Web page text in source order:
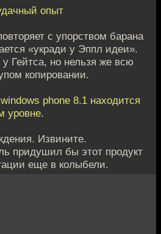
опыт
с упорством барана
«укради у Эппл идеи».
Гейтса, но нельзя же всю
копировании.
phone 8.1 находится
уровне.
Извините.
придушил бы этот продукт
еще в колыбели.